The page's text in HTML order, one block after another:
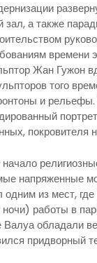
а также
времени
Жан Гужон
того
и
покровителя
напряженные
из мест,
работы в
обладали
придворный